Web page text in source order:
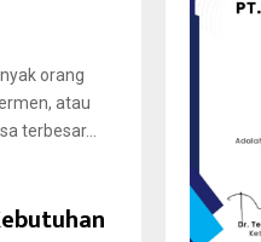
orang
atau
terbesar...